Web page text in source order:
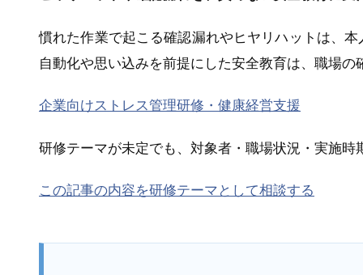
慣れた作業で起こる確認漏れやヒヤリハットは、
自動化や思い込みを前提にした安全教育は、職場
企業向けストレス管理研修・健康経営支援
研修テーマが未定でも、対象者・職場状況・実施時
この記事の内容を研修テーマとして相談する